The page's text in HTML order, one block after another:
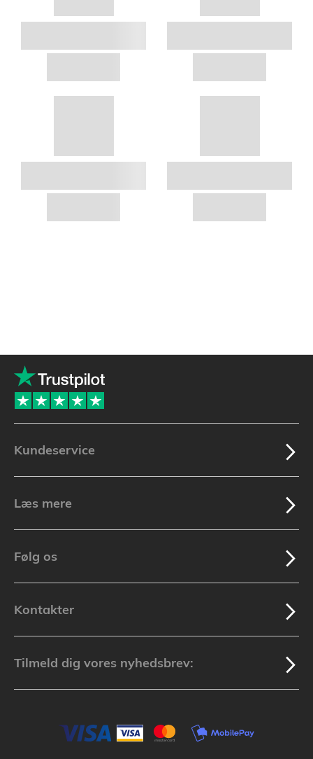
Kundeservice
Læs mere
Følg os
Kontakter
Tilmeld dig vores nyhedsbrev: